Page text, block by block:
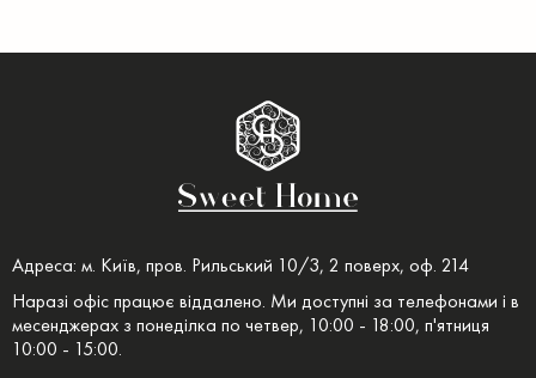
Адреса: м. Київ, пров. Рильський 10/3, 2 поверх, оф. 214
Наразі офіс працює віддалено. Ми доступні за телефонами і в
месенджерах з понеділка по четвер, 10:00 - 18:00, п'ятниця
10:00 - 15:00.